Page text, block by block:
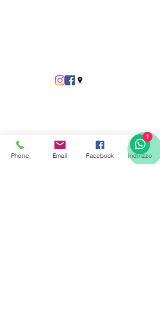
Phone Email Facebook Indirizzo
1